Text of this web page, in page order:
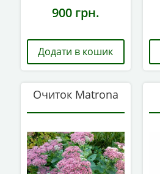
900грн.
Додати в кошик
Очиток Matrona